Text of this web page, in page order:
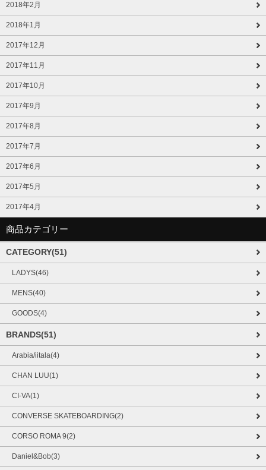
2018年2月
2018年1月
2017年12月
2017年11月
2017年10月
2017年9月
2017年8月
2017年7月
2017年6月
2017年5月
2017年4月
商品カテゴリー
CATEGORY(51)
LADYS(46)
MENS(40)
GOODS(4)
BRANDS(51)
Arabia/iitala(4)
CHAN LUU(1)
CI-VA(1)
CONVERSE SKATEBOARDING(2)
CORSO ROMA 9(2)
Daniel&Bob(3)